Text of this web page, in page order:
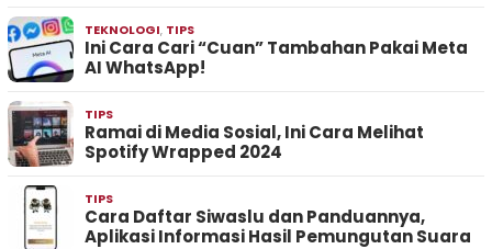
TEKNOLOGI, TIPS
Ini Cara Cari “Cuan” Tambahan Pakai Meta
AI WhatsApp!
TIPS
Ramai di Media Sosial, Ini Cara Melihat
Spotify Wrapped 2024
TIPS
Cara Daftar Siwaslu dan Panduannya,
Aplikasi Informasi Hasil Pemungutan Suara